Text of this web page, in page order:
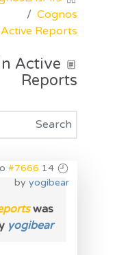
Cognos
Reports
Active
Reports
14 years 3 months ago
#7666
by yogibear
was
yogibear